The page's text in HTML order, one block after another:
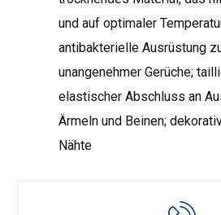
und auf optimaler
antibakterielle Ausrüstung
unangenehmer Gerüche;
elastischer Abschluss an
Ärmeln und Beinen;
Nähte